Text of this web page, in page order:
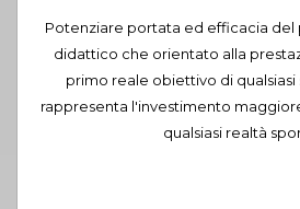
Potenziare portata ed efficacia del
didattico che orientato alla
primo reale obiettivo di
rappresenta l'investimento
qualsiasi realtà